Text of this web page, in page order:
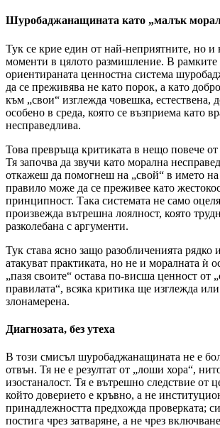
Шуробаджанащината като „малък
Тук се крие един от най-неприятните, но и
моменти в цялото размишление. В рамките
ориентираната ценностна система
да се преживява не като порок, а като
към „свои“ изглежда човешка, естествена,
особено в среда, която се възприема като
несправедлива.
Това превръща критиката в нещо повече
Тя започва да звучи като морална
откажеш да помогнеш на „свой“ в името на
правило може да се преживее като
принципност. Така системата не само
произвежда вътрешна лоялност, която
разколебана с аргументи.
Тук става ясно защо разобличенията рядко
атакуват практиката, но не и моралната ѝ
„пазя своите“ остава по-висша ценност от
правилата“, всяка критика ще изглежда
злонамерена.
Диагнозата, без утеха
В този смисъл шуробаджанащината не е
отвън. Тя не е резултат от „лоши хора“,
изостаналост. Тя е вътрешно следствие от
който доверието е кръвно, а не
принадлежността предхожда проверката;
постига чрез затваряне, а не чрез